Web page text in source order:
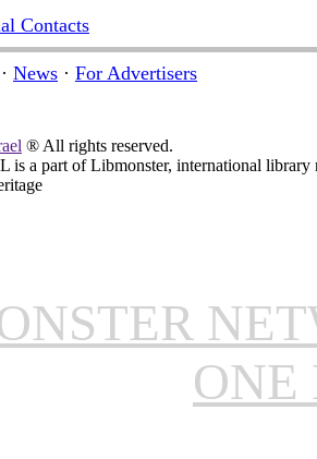
Contacts
· News · For Advertisers
® All rights reserved.
is a part of Libmonster, international library
ONE